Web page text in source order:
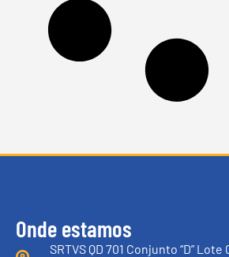
Onde estamos
SRTVS QD 701 Conjunto “D” Lote